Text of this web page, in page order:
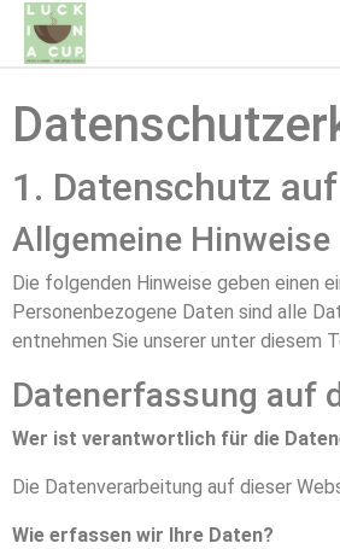
1. Datenschutz
Allgemeine Hinweise
Die folgenden Hinweise geben einen
Personenbezogene Daten sind alle
entnehmen Sie unserer unter diesem
Datenerfassung auf
Wer ist verantwortlich für die
Die Datenverarbeitung auf dieser
Wie erfassen wir Ihre Daten?